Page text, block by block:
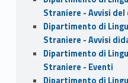
Straniere - Avvisi
Dipartimento di
Straniere - Avvisi
Dipartimento di
Straniere - Eventi